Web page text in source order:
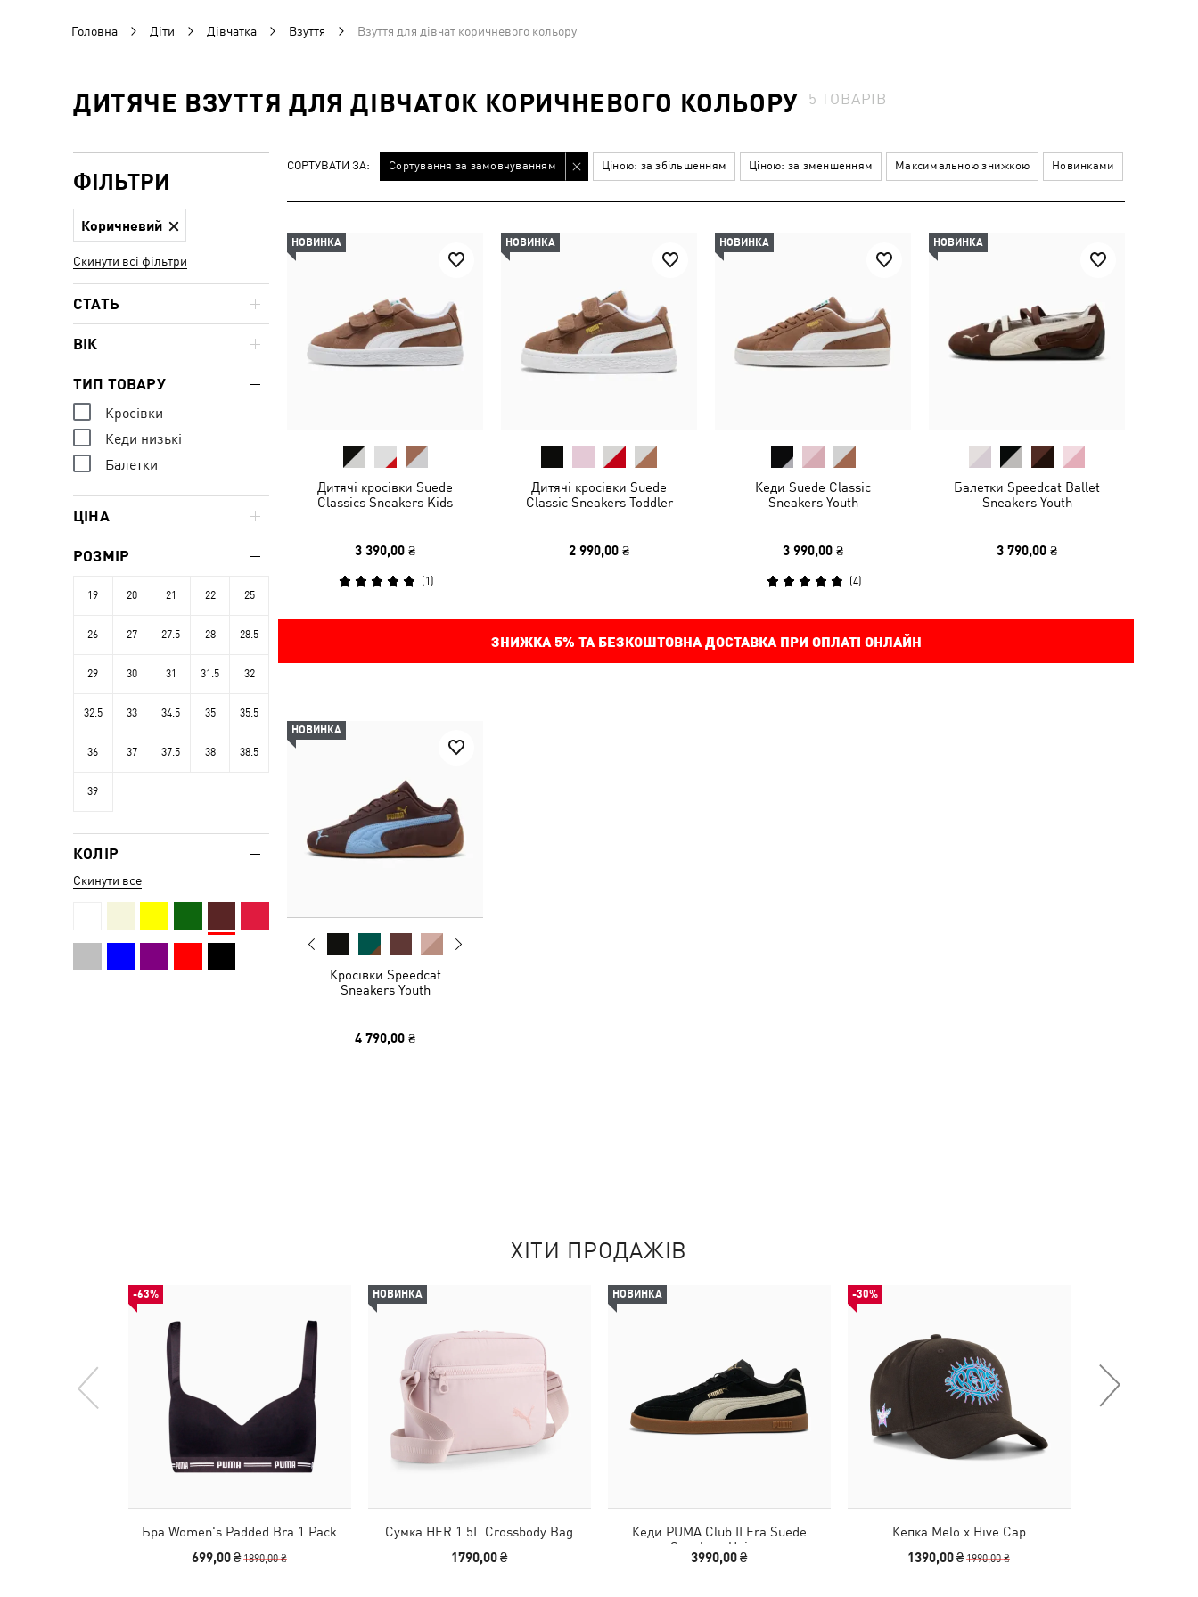
Головна Діти Дівчатка Взуття Взуття для дівчат коричневого кольору
ДИТЯЧЕ ВЗУТТЯ ДЛЯ ДІВЧАТОК КОРИЧНЕВОГО КОЛЬОРУ 5ТОВАРІВ
СОРТУВАТИ ЗА: Сортування за замовчуванням Ціною: за збільшенням Ціною: за зменшенням Максимальною знижкою Новинками
НОВИНКА
Дитячі кросівки Suede
Classics Sneakers Kids
3 390,00 ₴
(1 )
НОВИНКА
Дитячі кросівки Suede
Classic Sneakers Toddler
2 990,00 ₴
НОВИНКА
Кеди Suede Classic
Sneakers Youth
3 990,00 ₴
(4)
НОВИНКА
Балетки Speedcat Ballet
Sneakers Youth
3 790,00 ₴
ЗНИЖКА 5% ТА БЕЗКОШТОВНА ДОСТАВКА ПРИ ОПЛАТІ ОНЛАЙН
НОВИНКА
Кросівки Speedcat
Sneakers Youth
4 790,00 ₴
ФІЛЬТРИ
Коричневий
Скинути всі фільтри
СТАТЬ
ВІК
ТИП ТОВАРУ
Кросівки
Кеди низькі
Балетки
ЦІНА
РОЗМІР
19 20 21 22 25
26 27 27.5 28 28.5
29 30 31 31.5 32
32.5 33 34.5 35 35.5
36 37 37.5 38 38.5
39
КОЛІР
Скинути все
ХІТИ ПРОДАЖІВ
-63%
Бра Women's Padded Bra 1 Pack
699,00 ₴1890,00 ₴
НОВИНКА
Сумка HER 1.5L Crossbody Bag
1790,00 ₴
НОВИНКА
Кеди PUMA Club II Era Suede
Sneakers Unisex
3990,00 ₴
-30%
Кепка Melo x Hive Cap
1390,00 ₴1990,00 ₴